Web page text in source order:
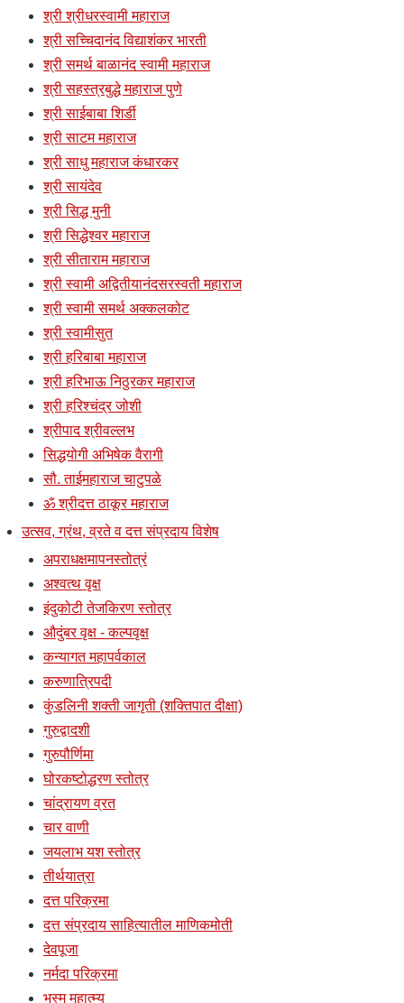
श्री श्रीधरस्वामी महाराज
श्री सच्चिदानंद विद्याशंकर भारती
श्री समर्थ बाळानंद स्वामी महाराज
श्री सहस्त्रबुद्धे महाराज पुणे
श्री साईबाबा शिर्डी
श्री साटम महाराज
श्री साधु महाराज कंधारकर
श्री सायंदेव
श्री सिद्ध मुनी
श्री सिद्धेश्वर महाराज
श्री सीताराम महाराज
श्री स्वामी अद्वितीयानंदसरस्वती महाराज
श्री स्वामी समर्थ अक्कलकोट
श्री स्वामीसुत
श्री हरिबाबा महाराज
श्री हरिभाऊ निठुरकर महाराज
श्री हरिश्चंद्र जोशी
श्रीपाद श्रीवल्लभ
सिद्धयोगी अभिषेक वैरागी
सौ. ताईमहाराज चाटुपळे
ॐ श्रीदत्त ठाकूर महाराज
उत्सव, ग्रंथ, व्रते व दत्त संप्रदाय विशेष
अपराधक्षमापनस्तोत्रं
अश्वत्थ वृक्ष
इंदुकोटी तेजकिरण स्तोत्र
औदुंबर वृक्ष - कल्पवृक्ष
कन्यागत महापर्वकाल
करुणात्रिपदी
कुंडलिनी शक्ती जागृती (शक्तिपात दीक्षा)
गुरुद्वादशी
गुरुपौर्णिमा
घोरकष्टोद्धरण स्तोत्र
चांद्रायण व्रत
चार वाणी
जयलाभ यश स्तोत्र
तीर्थयात्रा
दत्त परिक्रमा
दत्त संप्रदाय साहित्यातील माणिकमोती
देवपूजा
नर्मदा परिक्रमा
भस्म महात्म्य